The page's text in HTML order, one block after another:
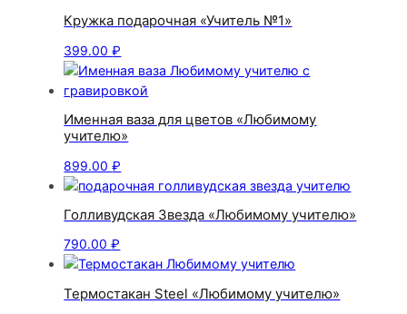
Кружка подарочная «Учитель №1»
399.00₽
Именная ваза для цветов «Любимому
учителю»
899.00₽
Голливудская Звезда «Любимому учителю»
790.00₽
Термостакан Steel «Любимому учителю»